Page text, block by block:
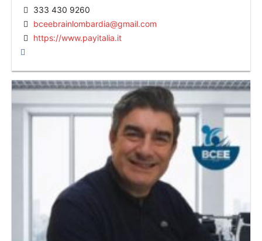
333 430 9260
bceebrainlombardia@gmail.com
https://www.payitalia.it